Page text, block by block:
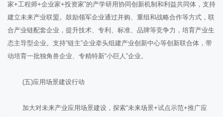
家+工程师+企业家+投资家”的产学研用协同创新机制和利益共同体，支持
建立未来产业联盟。鼓励领军企业通过并购、重组和战略合作等方式，联
合产业链配套企业，提升技术、专利、标准、品牌等竞争力，培育产业生
态主导型企业。支持“链主”企业牵头组建产业创新中心等创新联合体，带
动培育一批独角兽企业、专精特新“小巨人”企业。
(五)应用场景建设行动
加大对未来产业应用场景建设，探索“未来场景+试点示范+推广应